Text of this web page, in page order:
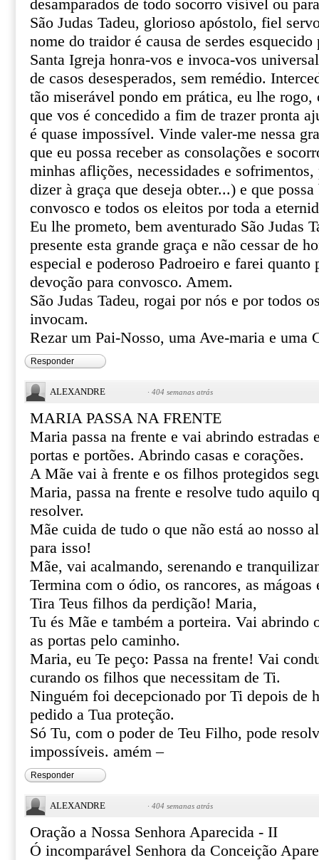
desamparados de todo socorro visível ou
São Judas Tadeu, glorioso apóstolo, fiel
nome do traidor é causa de serdes
Santa Igreja honra-vos e invoca-vos
de casos desesperados, sem remédio.
tão miserável pondo em prática, eu lhe
que vos é concedido a fim de trazer pronta
é quase impossível. Vinde valer-me nessa
que eu possa receber as consolações e
minhas aflições, necessidades e
dizer à graça que deseja obter...) e que
convosco e todos os eleitos por toda a
Eu lhe prometo, bem aventurado São Judas
presente esta grande graça e não cessar de
especial e poderoso Padroeiro e farei quanto
devoção para convosco. Amem.
São Judas Tadeu, rogai por nós e por todos
invocam.
Rezar um Pai-Nosso, uma Ave-maria e uma
Responder
ALEXANDRE · 404 semanas atrás
MARIA PASSA NA FRENTE
Maria passa na frente e vai abrindo estradas
portas e portões. Abrindo casas e corações.
A Mãe vai à frente e os filhos protegidos
Maria, passa na frente e resolve tudo aquilo
resolver.
Mãe cuida de tudo o que não está ao nosso
para isso!
Mãe, vai acalmando, serenando e
Termina com o ódio, os rancores, as mágoas
Tira Teus filhos da perdição! Maria,
Tu és Mãe e também a porteira. Vai abrindo
as portas pelo caminho.
Maria, eu Te peço: Passa na frente! Vai
curando os filhos que necessitam de Ti.
Ninguém foi decepcionado por Ti depois de
pedido a Tua proteção.
Só Tu, com o poder de Teu Filho, pode
impossíveis. amém –
Responder
ALEXANDRE · 404 semanas atrás
Oração a Nossa Senhora Aparecida - II
Ó incomparável Senhora da Conceição